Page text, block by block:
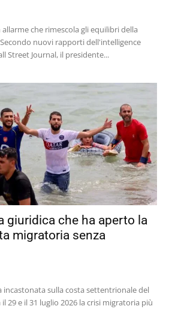
che rimescola gli equilibri della
nuovi rapporti dell'intelligence
Street Journal, il presidente...
giuridica che ha aperto la
migratoria senza
incastonata sulla costa settentrionale del
29 e il 31 luglio 2026 la crisi migratoria più